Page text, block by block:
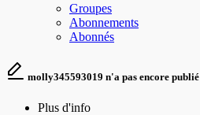
Groupes
Abonnements
Abonnés
molly345593019 n'a pas encore publié
Plus d'info